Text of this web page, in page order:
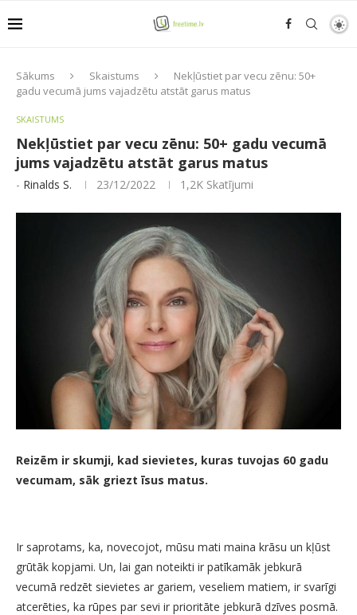
Sākums Skaistums
Nekļūstiet par vecu zēnu: 50+
gadu vecumā jums vajadzētu atstāt garus matus
SKAISTUMS
Nekļūstiet par vecu zēnu: 50+ gadu vecumā
jums vajadzētu atstāt garus matus
- Rinalds S. 23/12/2022 1,2K Skatījumi
Reizēm ir skumji, kad sievietes, kuras tuvojas 60 gadu
vecumam, sāk griezt īsus matus.
Ir saprotams, ka, novecojot, mūsu mati maina krāsu un kļūst
grūtāk kopjami. Un, lai gan noteikti ir patīkamāk jebkurā
vecumā redzēt sievietes ar gariem, veseliem matiem, ir svarīgi
atcerēties, ka rūpes par sevi ir prioritāte jebkurā dzīves posmā.